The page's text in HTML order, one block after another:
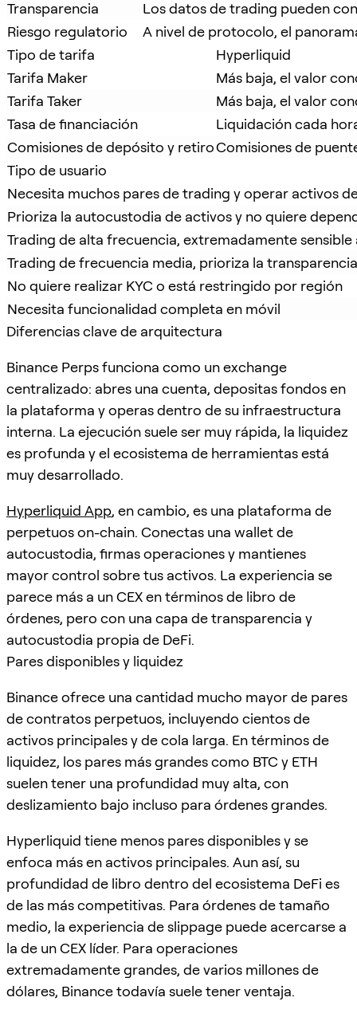
Transparencia
Los datos de trading pueden
Riesgo regulatorio
A nivel de protocolo, el
Tipo de tarifa
Hyperliquid
Tarifa Maker
Más baja, el valor
Tarifa Taker
Más baja, el valor
Tasa de financiación
Liquidación cada
Comisiones de depósito y retiroComisiones de
Tipo de usuario
Necesita muchos pares de trading y operar activos
Prioriza la autocustodia de activos y no quiere
Trading de alta frecuencia, extremadamente sensible
Trading de frecuencia media, prioriza la transparencia
No quiere realizar KYC o está restringido por región
Necesita funcionalidad completa en móvil
Diferencias clave de arquitectura
Binance Perps funciona como un exchange
centralizado: abres una cuenta, depositas fondos en
la plataforma y operas dentro de su infraestructura
interna. La ejecución suele ser muy rápida, la liquidez
es profunda y el ecosistema de herramientas está
muy desarrollado.
Hyperliquid App, en cambio, es una plataforma de
perpetuos on-chain. Conectas una wallet de
autocustodia, firmas operaciones y mantienes
mayor control sobre tus activos. La experiencia se
parece más a un CEX en términos de libro de
órdenes, pero con una capa de transparencia y
autocustodia propia de DeFi.
Pares disponibles y liquidez
Binance ofrece una cantidad mucho mayor de pares
de contratos perpetuos, incluyendo cientos de
activos principales y de cola larga. En términos de
liquidez, los pares más grandes como BTC y ETH
suelen tener una profundidad muy alta, con
deslizamiento bajo incluso para órdenes grandes.
Hyperliquid tiene menos pares disponibles y se
enfoca más en activos principales. Aun así, su
profundidad de libro dentro del ecosistema DeFi es
de las más competitivas. Para órdenes de tamaño
medio, la experiencia de slippage puede acercarse a
la de un CEX líder. Para operaciones
extremadamente grandes, de varios millones de
dólares, Binance todavía suele tener ventaja.